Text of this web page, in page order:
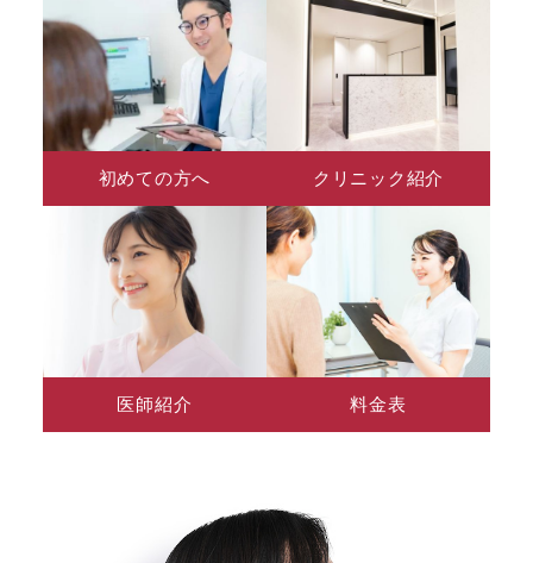
初めての方へ クリニック紹介
医師紹介 料金表